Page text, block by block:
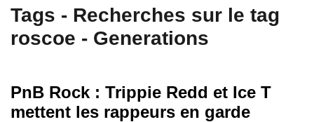
Tags - Recherches sur le tag
roscoe - Generations
PnB Rock : Trippie Redd et Ice T
mettent les rappeurs en garde